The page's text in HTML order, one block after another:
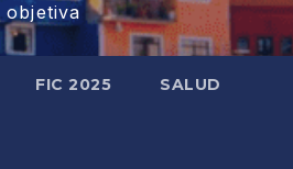
objetiva
FIC 2025 SALUD